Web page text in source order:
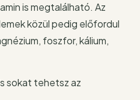
is megtalálható. Az
közül pedig előfordul
foszfor, kálium,
sokat tehetsz az